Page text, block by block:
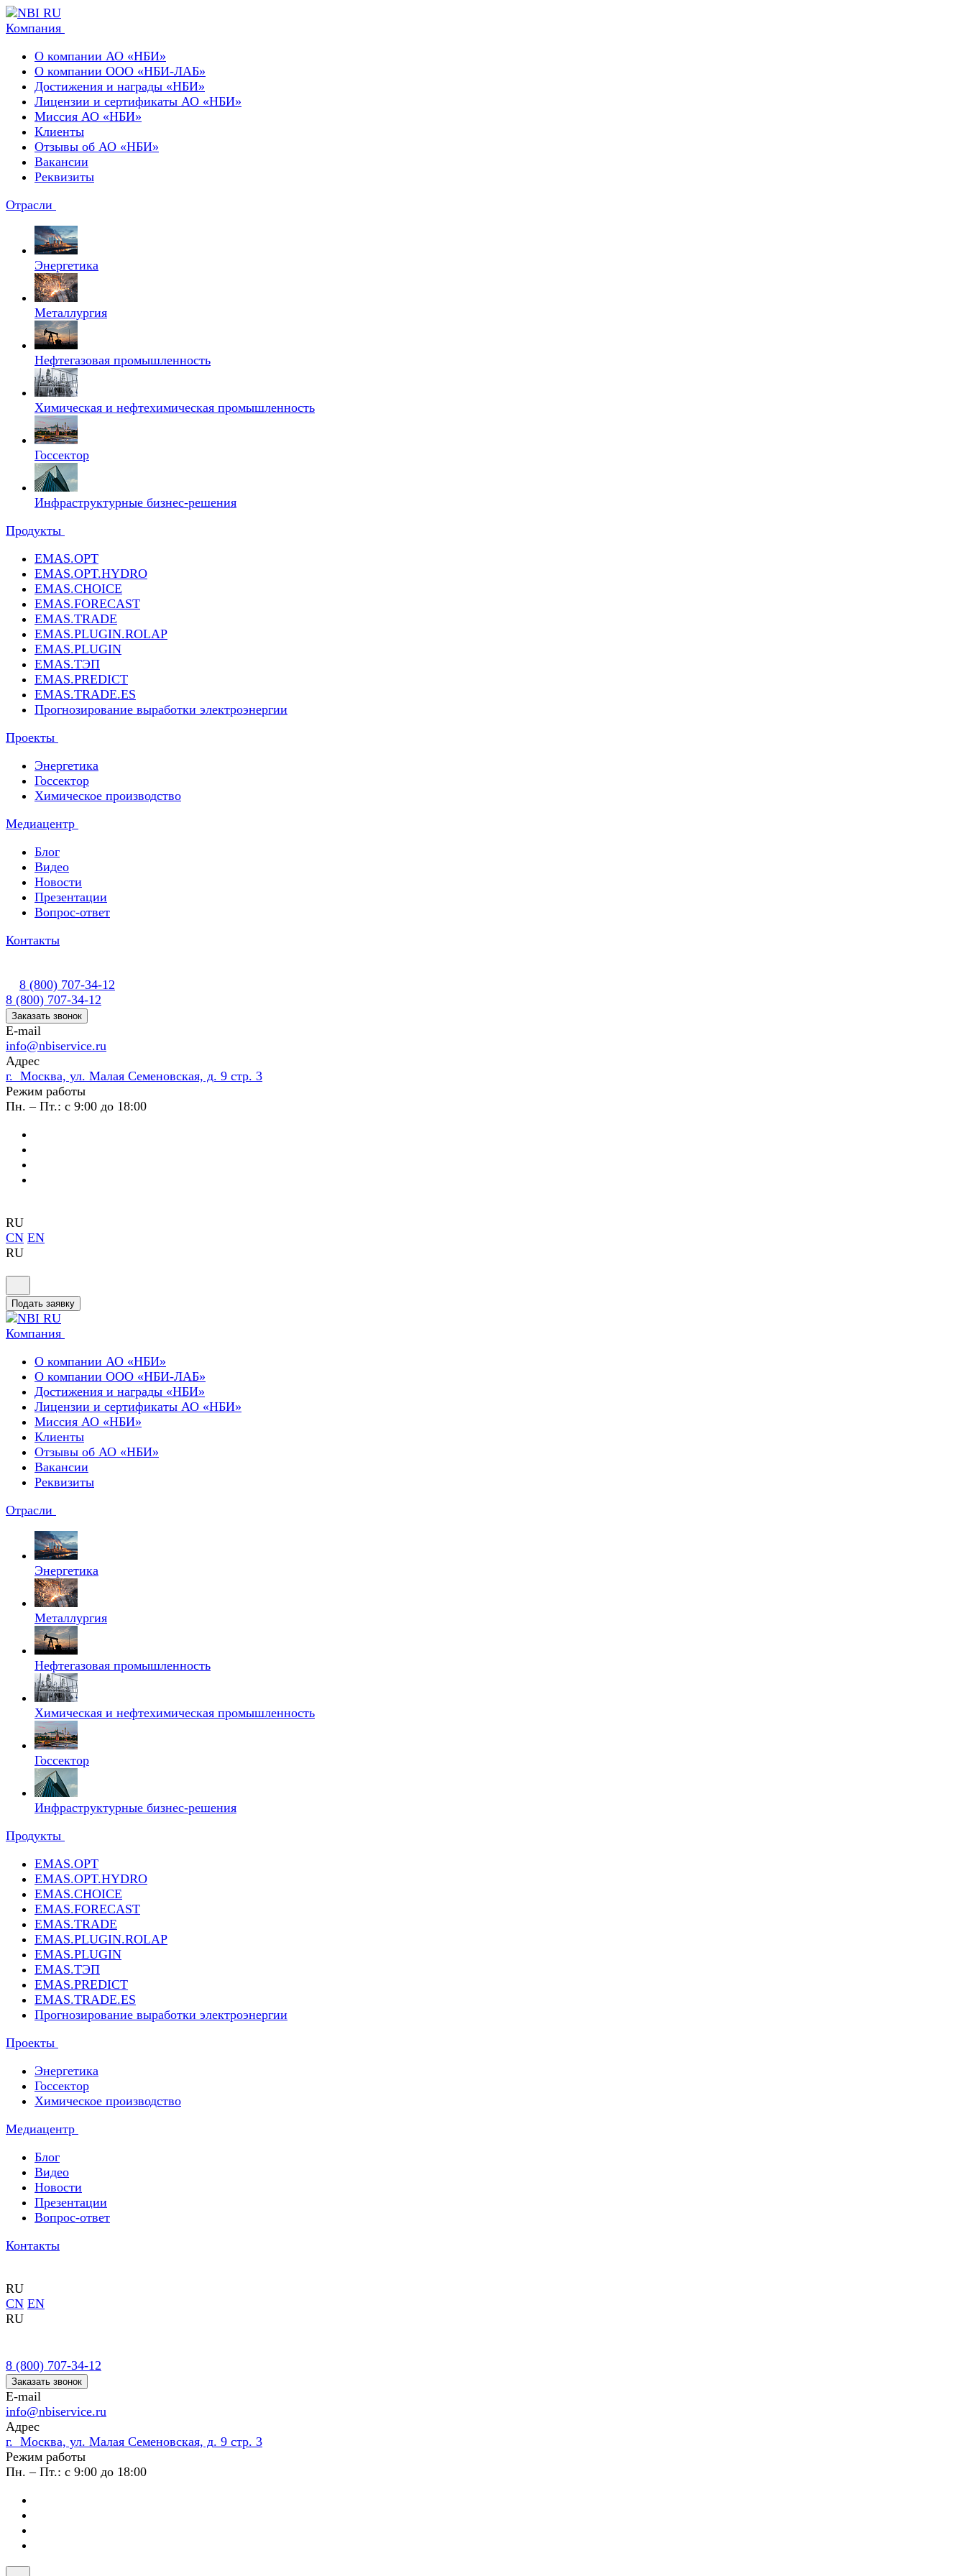
Компания
О компании АО «НБИ»
О компании ООО «НБИ-ЛАБ»
Достижения и награды «НБИ»
Лицензии и сертификаты АО «НБИ»
Миссия АО «НБИ»
Клиенты
Отзывы об АО «НБИ»
Вакансии
Реквизиты
Отрасли
Энергетика
Металлургия
Нефтегазовая промышленность
Химическая и нефтехимическая промышленность
Госсектор
Инфраструктурные бизнес-решения
Продукты
EMAS.OPT
EMAS.OPT.HYDRO
EMAS.CHOICE
EMAS.FORECAST
EMAS.TRADE
EMAS.PLUGIN.ROLAP
EMAS.PLUGIN
EMAS.ТЭП
EMAS.PREDICT
EMAS.TRADE.ES
Прогнозирование выработки электроэнергии
Проекты
Энергетика
Госсектор
Химическое производство
Медиацентр
Блог
Видео
Новости
Презентации
Вопрос-ответ
Контакты
8 (800) 707-34-12
8 (800) 707-34-12
Заказать звонок
E-mail
info@nbiservice.ru
Адрес
г. Москва, ул. Малая Семеновская, д. 9 стр. 3
Режим работы
Пн. – Пт.: с 9:00 до 18:00
RU
CN EN
RU
Подать заявку
Компания
О компании АО «НБИ»
О компании ООО «НБИ-ЛАБ»
Достижения и награды «НБИ»
Лицензии и сертификаты АО «НБИ»
Миссия АО «НБИ»
Клиенты
Отзывы об АО «НБИ»
Вакансии
Реквизиты
Отрасли
Энергетика
Металлургия
Нефтегазовая промышленность
Химическая и нефтехимическая промышленность
Госсектор
Инфраструктурные бизнес-решения
Продукты
EMAS.OPT
EMAS.OPT.HYDRO
EMAS.CHOICE
EMAS.FORECAST
EMAS.TRADE
EMAS.PLUGIN.ROLAP
EMAS.PLUGIN
EMAS.ТЭП
EMAS.PREDICT
EMAS.TRADE.ES
Прогнозирование выработки электроэнергии
Проекты
Энергетика
Госсектор
Химическое производство
Медиацентр
Блог
Видео
Новости
Презентации
Вопрос-ответ
Контакты
RU
CN EN
RU
8 (800) 707-34-12
Заказать звонок
E-mail
info@nbiservice.ru
Адрес
г. Москва, ул. Малая Семеновская, д. 9 стр. 3
Режим работы
Пн. – Пт.: с 9:00 до 18:00